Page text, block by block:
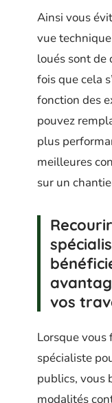
Ainsi vous
vue
loués sont de
fois que cela
fonction des
pouvez
plus
meilleures
sur un
vos
Lorsque
spécialiste
publics, vous
modalités